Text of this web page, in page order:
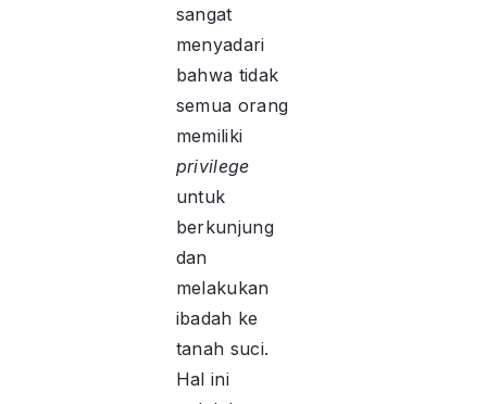
sangat
menyadari
bahwa tidak
semua orang
memiliki
privilege
untuk
berkunjung
dan
melakukan
ibadah ke
tanah suci.
Hal ini